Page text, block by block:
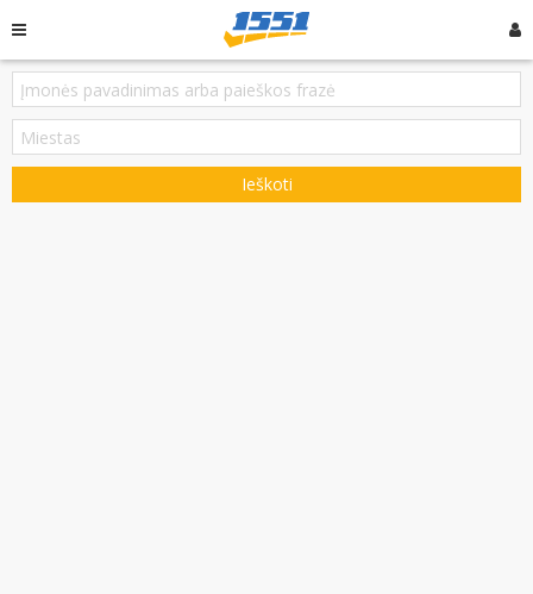
Ieškoti